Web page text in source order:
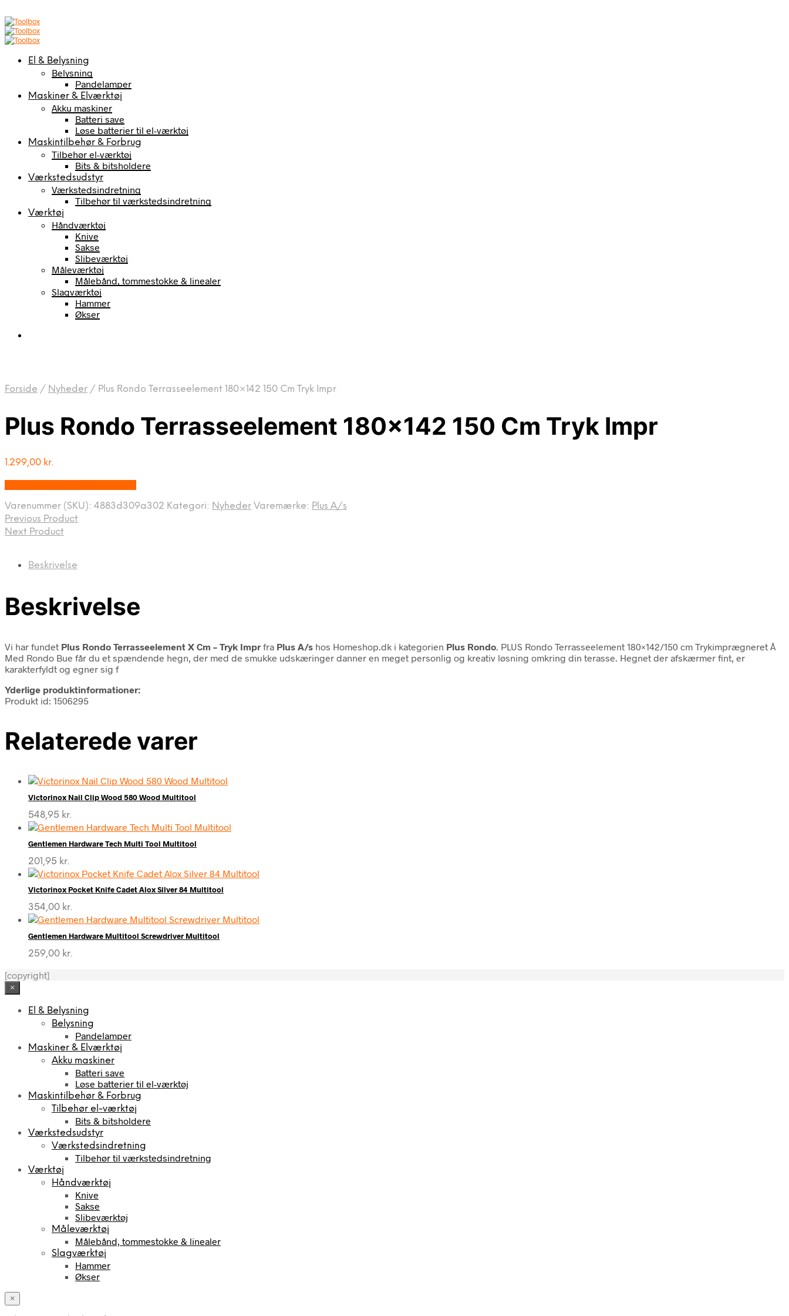
El & Belysning
Belysning
Pandelamper
Maskiner & Elværktøj
Akku maskiner
Batteri save
Løse batterier til el-værktøj
Maskintilbehør & Forbrug
Tilbehør el-værktøj
Bits & bitsholdere
Værkstedsudstyr
Værkstedsindretning
Tilbehør til værkstedsindretning
Værktøj
Håndværktøj
Knive
Sakse
Slibeværktøj
Måleværktøj
Målebånd, tommestokke & linealer
Slagværktøj
Hammer
Økser
Forside / Nyheder / Plus Rondo Terrasseelement 180×142 150 Cm Tryk Impr
Plus Rondo Terrasseelement 180×142 150 Cm Tryk Impr
1.299,00 kr.
Varenummer (SKU): 4883d309a302 Kategori: Nyheder Varemærke: Plus A/s
Previous Product
Next Product
Beskrivelse
Beskrivelse
Vi har fundet Plus Rondo Terrasseelement X Cm – Tryk Impr fra Plus A/s hos Homeshop.dk i kategorien Plus Rondo . PLUS Rondo Terrasseelement 180×142/150 cm Trykimprægneret Â
Med Rondo Bue får du et spændende hegn, der med de smukke udskæringer danner en meget personlig og kreativ løsning omkring din terasse. Hegnet der afskærmer fint, er
karakterfyldt og egner sig f
Yderlige produktinformationer:
Produkt id: 1506295
Relaterede varer
Victorinox Nail Clip Wood 580 Wood Multitool
548,95 kr.
Gentlemen Hardware Tech Multi Tool Multitool
201,95 kr.
Victorinox Pocket Knife Cadet Alox Silver 84 Multitool
354,00 kr.
Gentlemen Hardware Multitool Screwdriver Multitool
259,00 kr.
[copyright]
×
El & Belysning
Belysning
Pandelamper
Maskiner & Elværktøj
Akku maskiner
Batteri save
Løse batterier til el-værktøj
Maskintilbehør & Forbrug
Tilbehør el-værktøj
Bits & bitsholdere
Værkstedsudstyr
Værkstedsindretning
Tilbehør til værkstedsindretning
Værktøj
Håndværktøj
Knive
Sakse
Slibeværktøj
Måleværktøj
Målebånd, tommestokke & linealer
Slagværktøj
Hammer
Økser
×